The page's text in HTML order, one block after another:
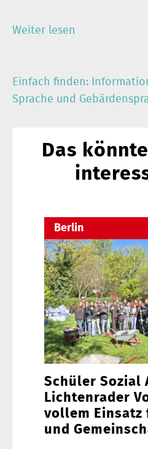
Weiter lesen
Einfach finden:
Sprache und
Das
Berlin
Schüler Sozial
Lichtenrader
vollem Einsatz
und